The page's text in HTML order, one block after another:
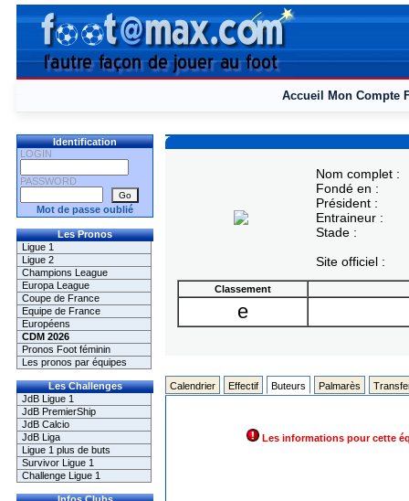
Accueil Mon Compte
Identification
LOGIN
PASSWORD
Mot de passe oublié
Les Pronos
Ligue 1
Ligue 2
Champions League
Europa League
Coupe de France
Equipe de France
Européens
CDM 2026
Pronos Foot féminin
Les pronos par équipes
Les Challenges
JdB Ligue 1
JdB PremierShip
JdB Calcio
JdB Liga
Ligue 1 plus de buts
Survivor Ligue 1
Challenge Ligue 1
Nom complet :
Fondé en :
Président :
Entraineur :
Stade :
Site officiel :
Classement
e
Calendrier Effectif Buteurs Palmarès
Les informations pour cette